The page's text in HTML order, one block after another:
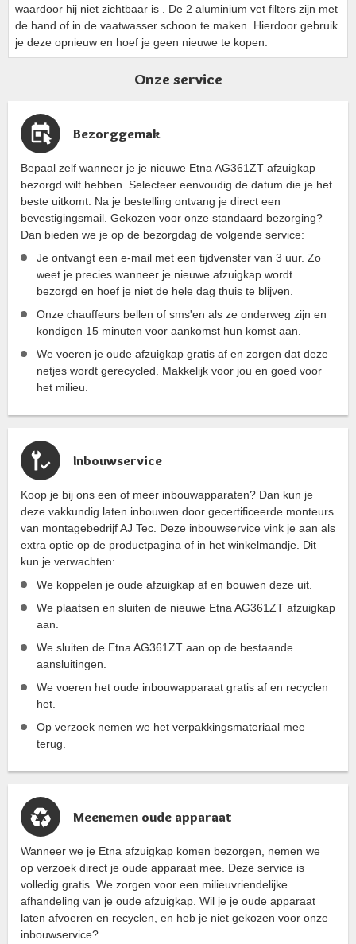
waardoor hij niet zichtbaar is . De 2 aluminium vet filters zijn met
de hand of in de vaatwasser schoon te maken. Hierdoor gebruik
je deze opnieuw en hoef je geen nieuwe te kopen.
Onze service
Bezorggemak
Bepaal zelf wanneer je je nieuwe Etna AG361ZT afzuigkap
bezorgd wilt hebben. Selecteer eenvoudig de datum die je het
beste uitkomt. Na je bestelling ontvang je direct een
bevestigingsmail. Gekozen voor onze standaard bezorging?
Dan bieden we je op de bezorgdag de volgende service:
Je ontvangt een e-mail met een tijdvenster van 3 uur. Zo
weet je precies wanneer je nieuwe afzuigkap wordt
bezorgd en hoef je niet de hele dag thuis te blijven.
Onze chauffeurs bellen of sms'en als ze onderweg zijn en
kondigen 15 minuten voor aankomst hun komst aan.
We voeren je oude afzuigkap gratis af en zorgen dat deze
netjes wordt gerecycled. Makkelijk voor jou en goed voor
het milieu.
Inbouwservice
Koop je bij ons een of meer inbouwapparaten? Dan kun je
deze vakkundig laten inbouwen door gecertificeerde monteurs
van montagebedrijf AJ Tec. Deze inbouwservice vink je aan als
extra optie op de productpagina of in het winkelmandje. Dit
kun je verwachten:
We koppelen je oude afzuigkap af en bouwen deze uit.
We plaatsen en sluiten de nieuwe Etna AG361ZT afzuigkap
aan.
We sluiten de Etna AG361ZT aan op de bestaande
aansluitingen.
We voeren het oude inbouwapparaat gratis af en recyclen
het.
Op verzoek nemen we het verpakkingsmateriaal mee
terug.
Meenemen oude apparaat
Wanneer we je Etna afzuigkap komen bezorgen, nemen we
op verzoek direct je oude apparaat mee. Deze service is
volledig gratis. We zorgen voor een milieuvriendelijke
afhandeling van je oude afzuigkap. Wil je je oude apparaat
laten afvoeren en recyclen, en heb je niet gekozen voor onze
inbouwservice?